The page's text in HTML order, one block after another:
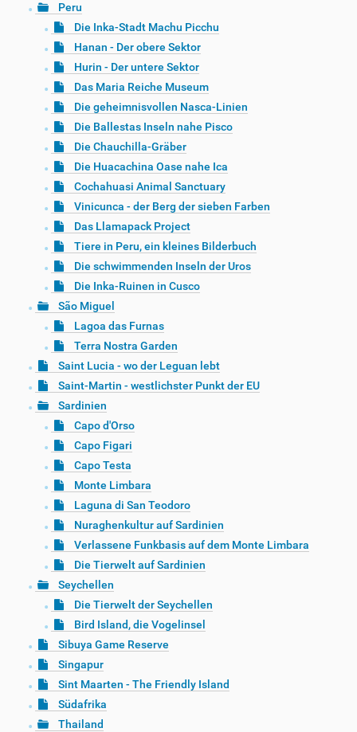
Peru
Die Inka-Stadt Machu Picchu
Hanan - Der obere Sektor
Hurin - Der untere Sektor
Das Maria Reiche Museum
Die geheimnisvollen Nasca-Linien
Die Ballestas Inseln nahe Pisco
Die Chauchilla-Gräber
Die Huacachina Oase nahe Ica
Cochahuasi Animal Sanctuary
Vinicunca - der Berg der sieben Farben
Das Llamapack Project
Tiere in Peru, ein kleines Bilderbuch
Die schwimmenden Inseln der Uros
Die Inka-Ruinen in Cusco
São Miguel
Lagoa das Furnas
Terra Nostra Garden
Saint Lucia - wo der Leguan lebt
Saint-Martin - westlichster Punkt der EU
Sardinien
Capo d'Orso
Capo Figari
Capo Testa
Monte Limbara
Laguna di San Teodoro
Nuraghenkultur auf Sardinien
Verlassene Funkbasis auf dem Monte Limbara
Die Tierwelt auf Sardinien
Seychellen
Die Tierwelt der Seychellen
Bird Island, die Vogelinsel
Sibuya Game Reserve
Singapur
Sint Maarten - The Friendly Island
Südafrika
Thailand